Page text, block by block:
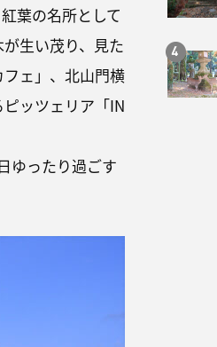
葉の名所として
生い茂り、見た
ェ」、北山門横
ッツェリア「IN
ゆったり過ごす